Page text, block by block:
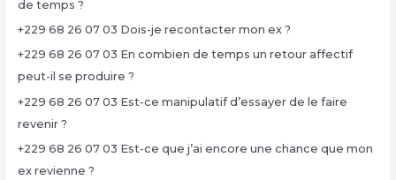
de temps ?
+229 68 26 07 03 Dois-je recontacter mon ex ?
+229 68 26 07 03 En combien de temps un retour affectif
peut-il se produire ?
+229 68 26 07 03 Est-ce manipulatif d’essayer de le faire
revenir ?
+229 68 26 07 03 Est-ce que j’ai encore une chance que mon
ex revienne ?